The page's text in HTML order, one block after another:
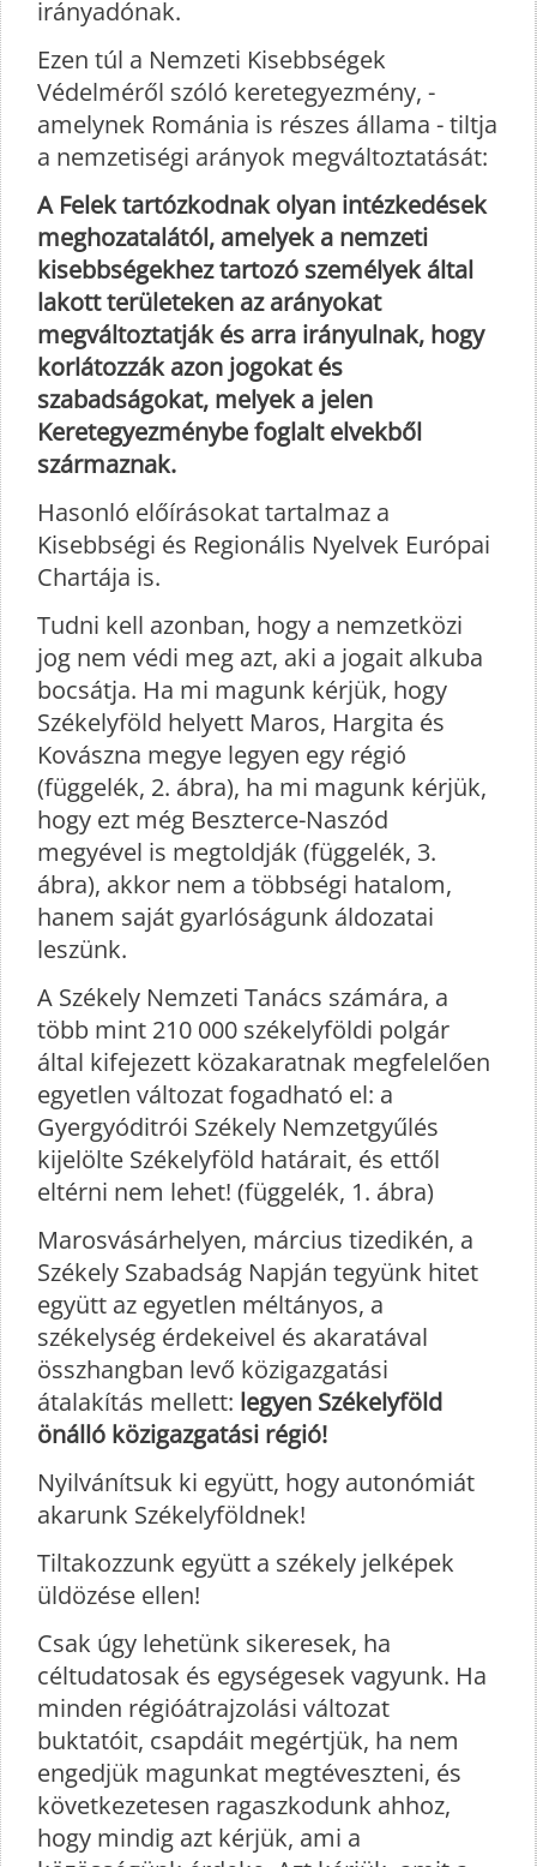
irányadónak.
Ezen túl a Nemzeti Kisebbségek
Védelméről szóló keretegyezmény, -
amelynek Románia is részes állama - tiltja
a nemzetiségi arányok megváltoztatását:
A Felek tartózkodnak olyan intézkedések
meghozatalától, amelyek a nemzeti
kisebbségekhez tartozó személyek által
lakott területeken az arányokat
megváltoztatják és arra irányulnak, hogy
korlátozzák azon jogokat és
szabadságokat, melyek a jelen
Keretegyezménybe foglalt elvekből
származnak.
Hasonló előírásokat tartalmaz a
Kisebbségi és Regionális Nyelvek Európai
Chartája is.
Tudni kell azonban, hogy a nemzetközi
jog nem védi meg azt, aki a jogait alkuba
bocsátja. Ha mi magunk kérjük, hogy
Székelyföld helyett Maros, Hargita és
Kovászna megye legyen egy régió
(függelék, 2. ábra), ha mi magunk kérjük,
hogy ezt még Beszterce-Naszód
megyével is megtoldják (függelék, 3.
ábra), akkor nem a többségi hatalom,
hanem saját gyarlóságunk áldozatai
leszünk.
A Székely Nemzeti Tanács számára, a
több mint 210 000 székelyföldi polgár
által kifejezett közakaratnak megfelelően
egyetlen változat fogadható el: a
Gyergyóditrói Székely Nemzetgyűlés
kijelölte Székelyföld határait, és ettől
eltérni nem lehet! (függelék, 1. ábra)
Marosvásárhelyen, március tizedikén, a
Székely Szabadság Napján tegyünk hitet
együtt az egyetlen méltányos, a
székelység érdekeivel és akaratával
összhangban levő közigazgatási
átalakítás mellett: legyen Székelyföld
önálló közigazgatási régió!
Nyilvánítsuk ki együtt, hogy autonómiát
akarunk Székelyföldnek!
Tiltakozzunk együtt a székely jelképek
üldözése ellen!
Csak úgy lehetünk sikeresek, ha
céltudatosak és egységesek vagyunk. Ha
minden régióátrajzolási változat
buktatóit, csapdáit megértjük, ha nem
engedjük magunkat megtéveszteni, és
következetesen ragaszkodunk ahhoz,
hogy mindig azt kérjük, ami a